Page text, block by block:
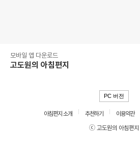
모바일 앱 다운로드
고도원의 아침편지
PC 버전
아침편지 소개 추천하기 이용약관
ⓒ 고도원의 아침편지